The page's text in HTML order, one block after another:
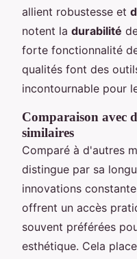
allient robustesse et
notent la durabilité
forte fonctionnalité
qualités font des
incontournable pour
Comparaison avec
similaires
Comparé à d'autres
distingue par sa
innovations
offrent un accès
souvent préférées
esthétique. Cela